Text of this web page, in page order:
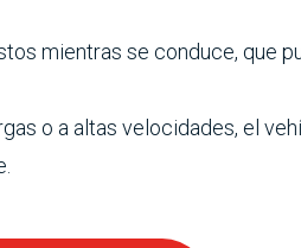
mientras se conduce, que
o a altas velocidades, el